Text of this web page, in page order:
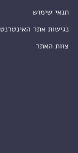
תנאי שימוש
נגישות אתר האינטרנט
צוות האתר